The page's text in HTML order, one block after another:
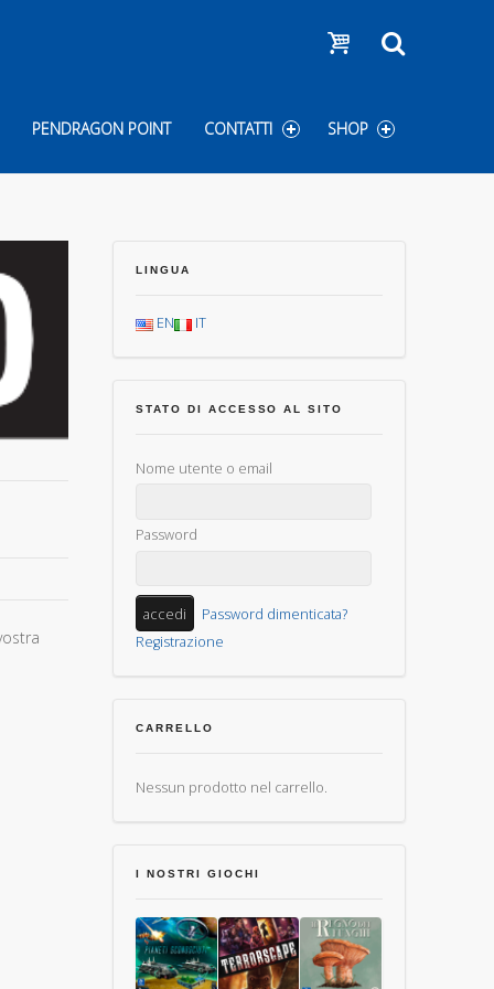
Show cart
PENDRAGON POINT CONTATTI SHOP
LINGUA
EN IT
STATO DI ACCESSO AL SITO
Nome utente o email
Password
Password dimenticata?
Registrazione
CARRELLO
Nessun prodotto nel carrello.
I NOSTRI GIOCHI